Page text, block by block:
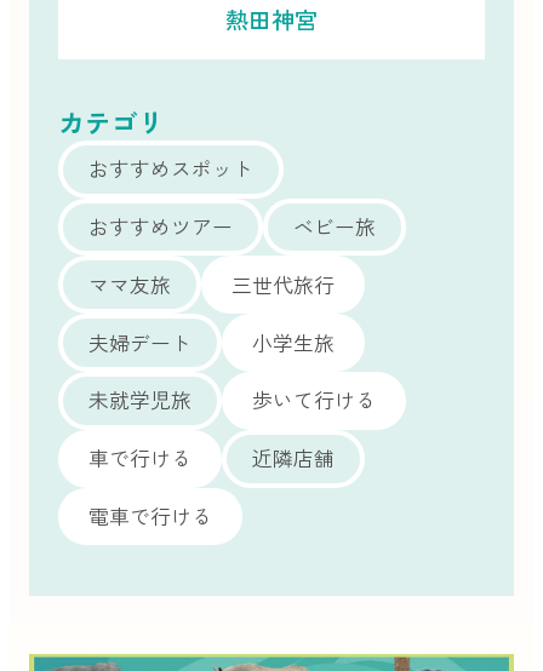
熱田神宮
カテゴリ
おすすめスポット
おすすめツアー
ベビー旅
ママ友旅
三世代旅行
夫婦デート
小学生旅
未就学児旅
歩いて行ける
車で行ける
近隣店舗
電車で行ける